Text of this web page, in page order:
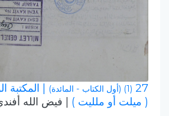
27 (1) (أول الكتاب - المائدة)
| المكتبة
( ميلت أو ملليت )
| فيض الله